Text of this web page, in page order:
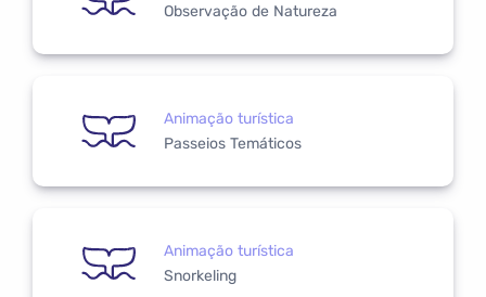
Observação de Natureza
Animação turística
Passeios Temáticos
Animação turística
Snorkeling